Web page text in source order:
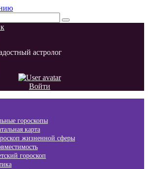
астролог
Войти
гороскопы
карта
жизненной сферы
гороскоп